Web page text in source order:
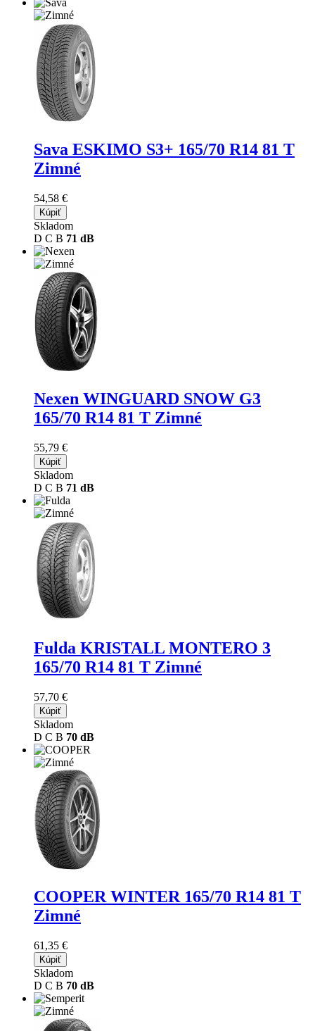
Sava ESKIMO S3+ 165/70 R14 81 T
Zimné
54,58 €
Kúpiť
Skladom
D C B 71 dB
Nexen WINGUARD SNOW G3
165/70 R14 81 T Zimné
55,79 €
Kúpiť
Skladom
D C B 71 dB
Fulda KRISTALL MONTERO 3
165/70 R14 81 T Zimné
57,70 €
Kúpiť
Skladom
D C B 70 dB
COOPER WINTER 165/70 R14 81 T
Zimné
61,35 €
Kúpiť
Skladom
D C B 70 dB